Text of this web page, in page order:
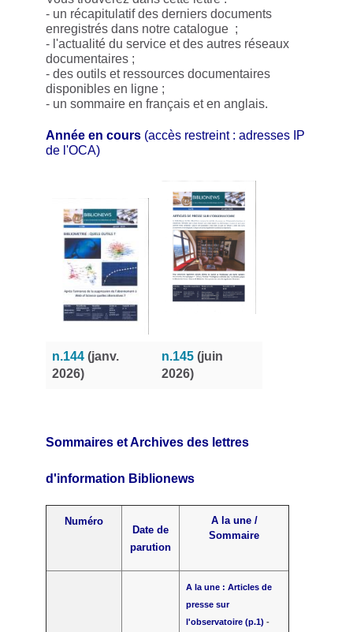
- un récapitulatif des derniers documents
enregistrés dans notre catalogue ;
- l'actualité du service et des autres réseaux
documentaires ;
- des outils et ressources documentaires
disponibles en ligne ;
- un sommaire en français et en anglais.
Année en cours (accès restreint : adresses IP
de l'OCA)
n.144 (janv.
2026)
n.145 (juin
2026)
Sommaires et Archives des lettres
d'information Biblionews
Numéro
Date de
parution
A la une /
Sommaire
A la une : Articles de
presse sur
l'observatoire (p.1) -